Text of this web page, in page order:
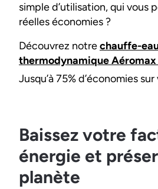
simple d’utilisation, qui vous
réelles économies ?
Découvrez notrechauffe-
thermodynamique Aéromax
Jusqu’à 75% d’économies
Baissez votre
énergie et
planète